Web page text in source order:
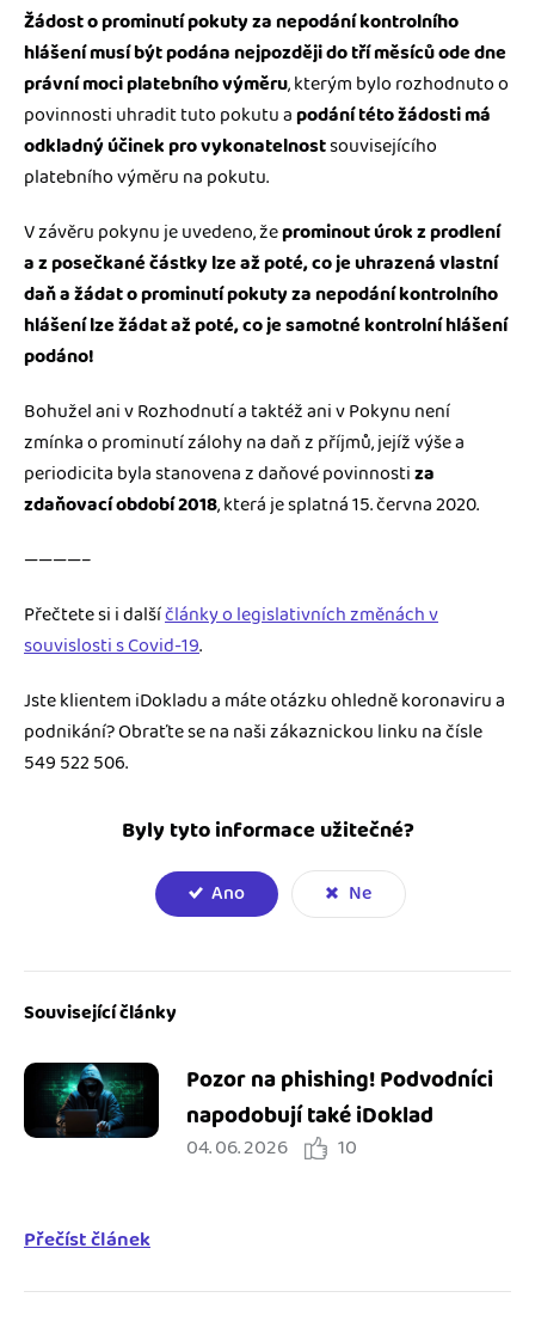
Žádost o prominutí pokuty za nepodání kontrolního
hlášení musí být podána nejpozději do tří měsíců ode dne
právní moci platebního výměru, kterým bylo rozhodnuto o
povinnosti uhradit tuto pokutu apodání této žádosti má
odkladný účinek pro vykonatelnostsouvisejícího
platebního výměru na pokutu.
V závěru pokynu je uvedeno, žeprominout úrok z prodlení
a z posečkané částky lze až poté, co je uhrazená vlastní
daň a žádat o prominutí pokuty za nepodání kontrolního
hlášení lze žádat až poté, co je samotné kontrolní hlášení
podáno!
Bohužel ani v Rozhodnutí a taktéž ani v Pokynu není
zmínka o prominutí zálohy na daň z příjmů, jejíž výše a
periodicita byla stanovena z daňové povinnostiza
zdaňovací období 2018, která je splatná 15. června 2020.
————–
Přečtete si i dalšíčlánky o legislativních změnách v
souvislosti s Covid-19.
Jste klientem iDokladu a máte otázku ohledně koronaviru a
podnikání? Obraťte se na naši zákaznickou linku na čísle
549 522 506.
Byly tyto informace užitečné?
Ano Ne
Související články
Pozor na phishing! Podvodníci
napodobují také iDoklad
04. 06. 2026 10
Přečíst článek